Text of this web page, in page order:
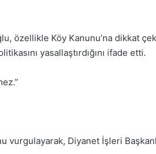
özellikle Köy Kanunu’na dikkat
yasallaştırdığını ifade etti.
vurgulayarak, Diyanet İşleri